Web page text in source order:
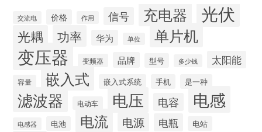
交流电 价格 作用 信号 充电器 光伏
光耦 功率 华为 单位 单片机
变压器 变频器 品牌 型号 多少钱 太阳能
容量 嵌入式 嵌入式系统 手机 是一种
滤波器 电动车 电压 电容 电感
电感器 电池 电流 电源 电瓶 电站